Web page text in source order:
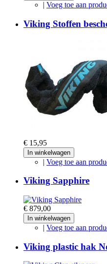
| Voeg toe aan
Viking Stoffen
€ 15,95
In winkelwagen
| Voeg toe aan
Viking Sapphire
€ 879,00
In winkelwagen
| Voeg toe aan
Viking plastic hak